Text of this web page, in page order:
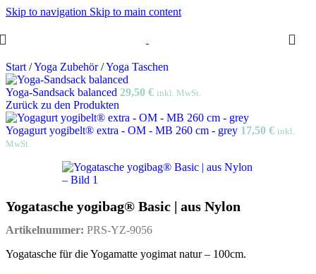
Skip to navigation Skip to main content
Start /Yoga Zubehör/Yoga Taschen
Yoga-Sandsack balanced 29,50 € inkl. MwSt.
Zurück zu den Produkten
Yogagurt yogibelt® extra - OM - MB 260 cm - grey 17,50 € inkl.
MwSt.
Yogatasche yogibag® Basic | aus Nylon
Artikelnummer: PRS-YZ-9056
Yogatasche für die Yogamatte yogimat natur – 100cm.